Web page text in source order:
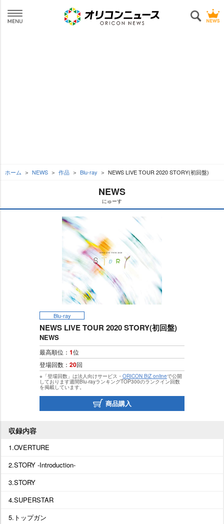
ホーム NEWS 作品 Blu-ray NEWS LIVE TOUR 2020 STORY(初回盤)
NEWS
にゅーす
Blu-ray
NEWS LIVE TOUR 2020 STORY(初回盤)
NEWS
最高順位： 1位
登場回数： 20回
※「登場回数」は法人向けサービス・ ORICON BiZ onlineで公開
しております週間Blu-rayランキングTOP300のランクイン回数
を掲載しています。
商品購入
収録内容
1.OVERTURE
2.STORY -Introduction-
3.STORY
4.SUPERSTAR
5.トップガン